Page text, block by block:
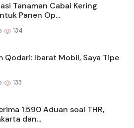
Tanaman Cabai Kering
Panen Op...
134
Qodari: Ibarat Mobil, Saya Tipe
133
1.590 Aduan soal THR,
dan...